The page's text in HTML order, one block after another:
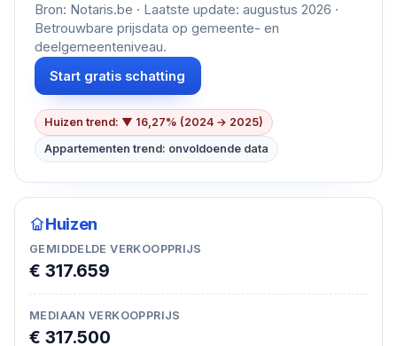
Bron: Notaris.be · Laatste update: augustus 2026 ·
Betrouwbare prijsdata op gemeente- en
deelgemeenteniveau.
Start gratis schatting
Huizen trend: ▼ 16,27% (2024 → 2025)
Appartementen trend: onvoldoende data
Huizen
GEMIDDELDE VERKOOPPRIJS
€ 317.659
MEDIAAN VERKOOPPRIJS
€ 317.500